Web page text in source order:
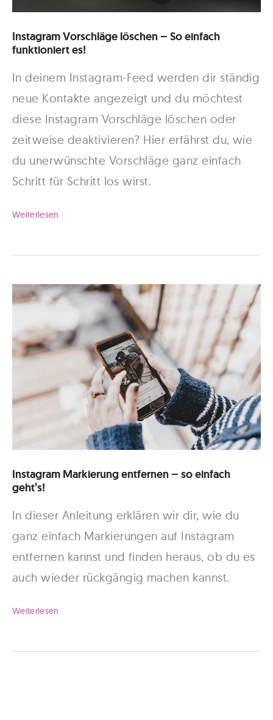
Instagram Vorschläge löschen – So einfach
funktioniert es!
In deinem Instagram-Feed werden dir ständig
neue Kontakte angezeigt und du möchtest
diese Instagram Vorschläge löschen oder
zeitweise deaktivieren? Hier erfährst du, wie
du unerwünschte Vorschläge ganz einfach
Schritt für Schritt los wirst.
Instagram
löschen
So
funktioniert
es!
Weiterlesen
Instagram Markierung entfernen – so einfach
geht’s!
In dieser Anleitung erklären wir dir, wie du
ganz einfach Markierungen auf Instagram
entfernen kannst und finden heraus, ob du es
auch wieder rückgängig machen kannst.
Instagram
entfernen
Weiterlesen